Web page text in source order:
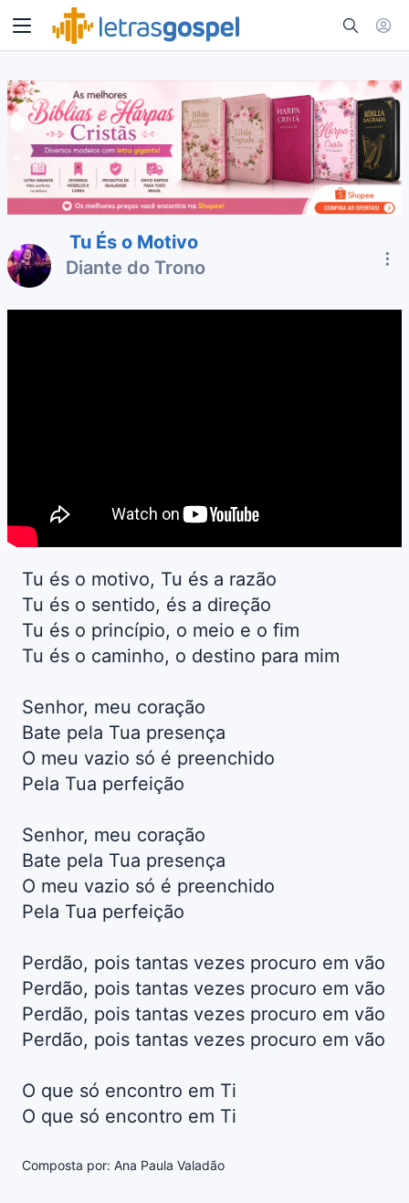
Tu És o Motivo
Diante do Trono
Tu és o motivo, Tu és a razão
Tu és o sentido, és a direção
Tu és o princípio, o meio e o fim
Tu és o caminho, o destino para mim
Senhor, meu coração
Bate pela Tua presença
O meu vazio só é preenchido
Pela Tua perfeição
Senhor, meu coração
Bate pela Tua presença
O meu vazio só é preenchido
Pela Tua perfeição
Perdão, pois tantas vezes procuro em vão
Perdão, pois tantas vezes procuro em vão
Perdão, pois tantas vezes procuro em vão
Perdão, pois tantas vezes procuro em vão
O que só encontro em Ti
O que só encontro em Ti
Composta por: Ana Paula Valadão